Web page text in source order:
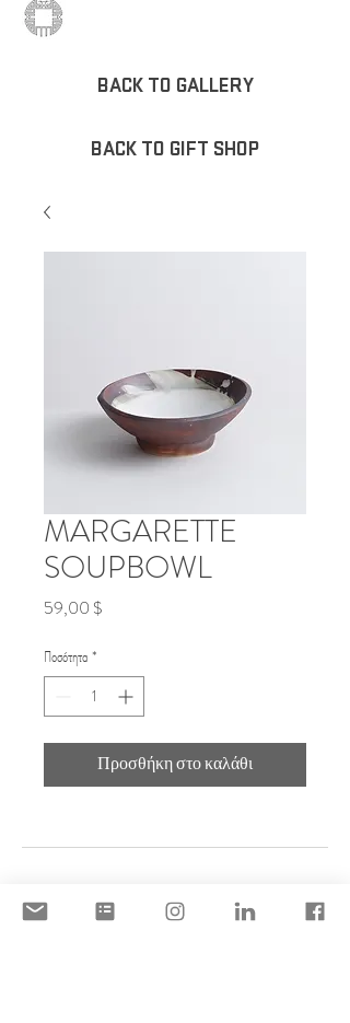
BACK TO GALLERY
BACK TO GIFT SHOP
MARGARETTE
SOUPBOWL
59,00 $
Ποσότητα *
Προσθήκη στο καλάθι